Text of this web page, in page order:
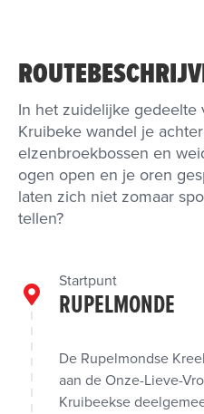
In het zuidelijke gedeelte
Kruibeke wandel je
elzenbroekbossen en
ogen open en je oren
laten zich niet zomaar
tellen?
Startpunt
RUPELMONDE
De Rupelmondse
aan de Onze-Lieve-
Kruibeekse